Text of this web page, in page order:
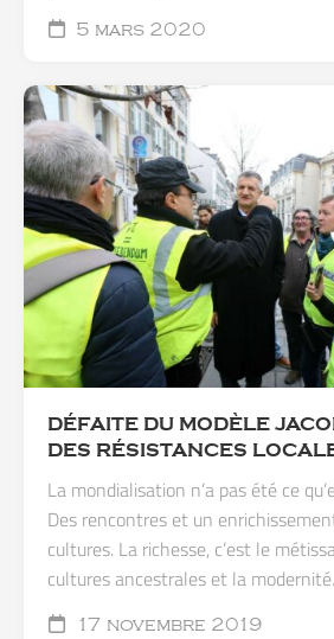
5 mars 2020
DÉFAITE DU MODÈLE
DES RÉSISTANCES
La mondialisation n’a pas été ce
Des rencontres et un
cultures. La richesse, c’est le
cultures ancestrales et la modernité.
17 novembre 2019